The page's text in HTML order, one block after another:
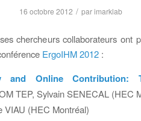
16 octobre 2012 / parimarklab
chercheurs collaborateurs ont
ErgoIHM 2012 :
and Online Contribution:
TEP, Sylvain SENECAL (HEC
VIAU (HEC Montréal)